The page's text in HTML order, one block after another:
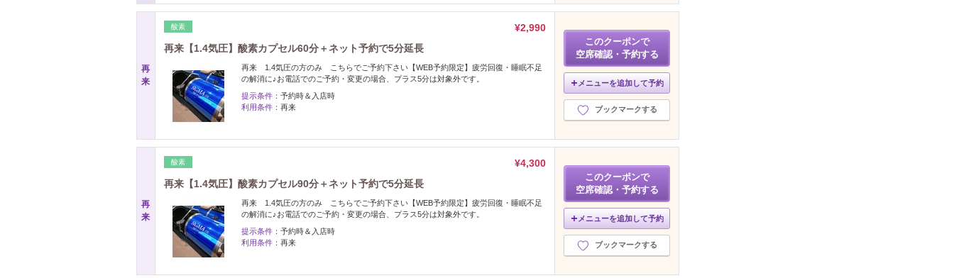
再
来
酸素
¥2,990
再来【1.4気圧】酸素カプセル60分＋ネット予約で5分延長
再来 1.4気圧の方のみ こちらでご予約下さい【WEB予約限定】疲労回復・睡眠不足
の解消に♪お電話でのご予約・変更の場合、プラス5分は対象外です。
提示条件： 予約時＆入店時
利用条件： 再来
このクーポンで
空席確認・予約する
メニューを追加して予約
ブックマークする
再
来
酸素
¥4,300
再来【1.4気圧】酸素カプセル90分＋ネット予約で5分延長
再来 1.4気圧の方のみ こちらでご予約下さい【WEB予約限定】疲労回復・睡眠不足
の解消に♪お電話でのご予約・変更の場合、プラス5分は対象外です。
提示条件： 予約時＆入店時
利用条件： 再来
このクーポンで
空席確認・予約する
メニューを追加して予約
ブックマークする